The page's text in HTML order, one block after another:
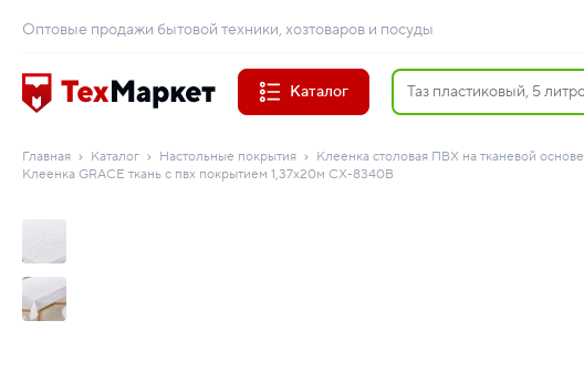
Оптовые продажи бытовой техники, хозтоваров и посуды
Каталог
Главная Каталог Настольные покрытия Клеенка столовая ПВХ на тканевой основе
Клеенка GRACE ткань с пвх покрытием 1,37х20м СХ-8340B